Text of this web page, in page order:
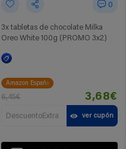
0
3x tabletas de chocolate Milka
Oreo White 100g (PROMO 3x2)
Amazon España
6,45€ 3,68€
DescuentoExtra ver cupón